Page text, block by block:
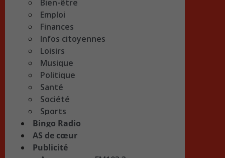
Bien-être
Emploi
Finances
Infos citoyennes
Loisirs
Musique
Politique
Santé
Société
Sports
Bingo Radio
AS de cœur
Publicité